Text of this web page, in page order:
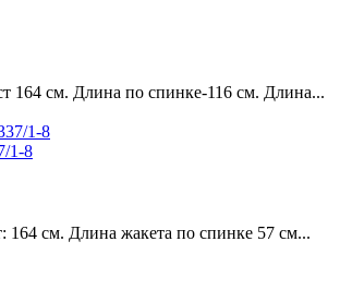
164 см. Длина по спинке-116 см. Длина...
1-8
164 см. Длина жакета по спинке 57 см...